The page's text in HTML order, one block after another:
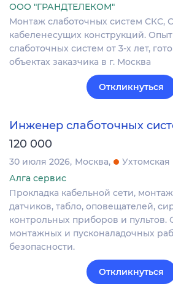
ООО "ГРАНДТЕЛЕКОМ"
Монтаж слаботочных систем СКС,
кабеленесущих конструкций.
слаботочных систем от 3-х лет,
объектах заказчика в г. Москва
Откликнуться
Инженер слаботочных
120 000
30 июля 2026 Москва
Ухтомская
Алга сервис
Прокладка кабельной сети,
датчиков, табло, оповещателей,
контрольных приборов и
монтажных и пусконаладочных
безопасности.
Откликнуться